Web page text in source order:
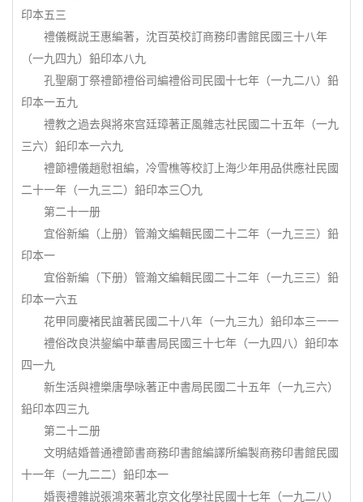
印本五三
禮儀概説王惠編著，沈百英校訂商務印書館民國三十八年
（一九四九）鉛印本八九
孔聖廟丁祭禮節禮俗司編禮俗司民國十七年（一九二八）鉛
印本一五九
禮教之過去與將來宫廷璋著正風雜志社民國二十五年（一九
三六）鉛印本一六九
禮節禮儀趙慰祖編，冷雪樵等校訂上海少年用品供應社民國
二十一年（一九三二）鉛印本三〇九
第二十一册
宜俗新編（上册）管瀚文編輯民國二十二年（一九三三）鉛
印本一
宜俗新編（下册）管瀚文編輯民國二十二年（一九三三）鉛
印本一六五
花甲同慶褚民誼著民國二十八年（一九三九）鉛印本三一一
禮俗改良洪鋆編中華書局民國三十七年（一九四八）鉛印本
四一九
新生活與禮樂唐學咏著正中書局民國二十五年（一九三六）
鉛印本四三九
第二十二册
文明結婚普通禮節書商務印書館編譯所編製商務印書館民國
十一年（一九二二）鉛印本一
婚喪禮雜説張鴻來著北京文化學社民國十七年（一九二八）